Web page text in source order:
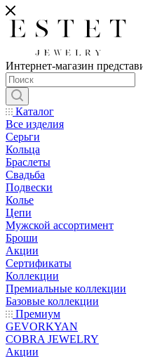
Интернет-магазин
Каталог
Все изделия
Серьги
Кольца
Браслеты
Свадьба
Подвески
Колье
Цепи
Мужской ассортимент
Броши
Акции
Сертификаты
Коллекции
Премиальные коллекции
Базовые коллекции
Премиум
GEVORKYAN
COBRA JEWELRY
Акции